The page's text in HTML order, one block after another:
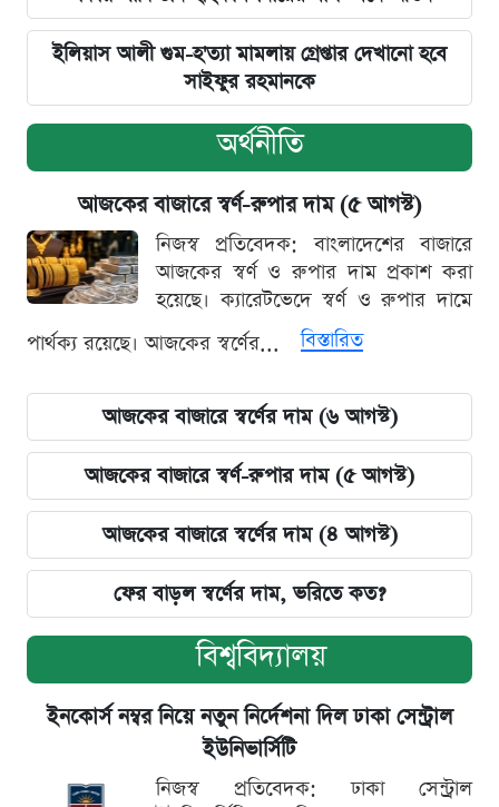
ইলিয়াস আলী গুম-হ'ত্যা মামলায় গ্রেপ্তার দেখানো হবে
সাইফুর রহমানকে
অর্থনীতি
আজকের বাজারে স্বর্ণ-রুপার দাম (৫ আগস্ট)
নিজস্ব প্রতিবেদক: বাংলাদেশের বাজারে
আজকের স্বর্ণ ও রুপার দাম প্রকাশ করা
হয়েছে। ক্যারেটভেদে স্বর্ণ ও রুপার দামে
পার্থক্য রয়েছে। আজকের স্বর্ণের...
বিস্তারিত
আজকের বাজারে স্বর্ণের দাম (৬ আগস্ট)
আজকের বাজারে স্বর্ণ-রুপার দাম (৫ আগস্ট)
আজকের বাজারে স্বর্ণের দাম (৪ আগস্ট)
ফের বাড়ল স্বর্ণের দাম, ভরিতে কত?
বিশ্ববিদ্যালয়
ইনকোর্স নম্বর নিয়ে নতুন নির্দেশনা দিল ঢাকা সেন্ট্রাল
ইউনিভার্সিটি
নিজস্ব প্রতিবেদক: ঢাকা সেন্ট্রাল